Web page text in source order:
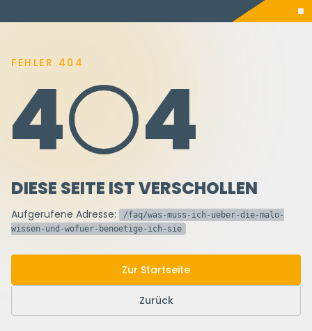
FEHLER 404
4 4
DIESE SEITE IST VERSCHOLLEN
Aufgerufene Adresse:
/faq/was-muss-ich-ueber-die-malo-
wissen-und-wofuer-benoetige-ich-sie
Zur Startseite
Zurück